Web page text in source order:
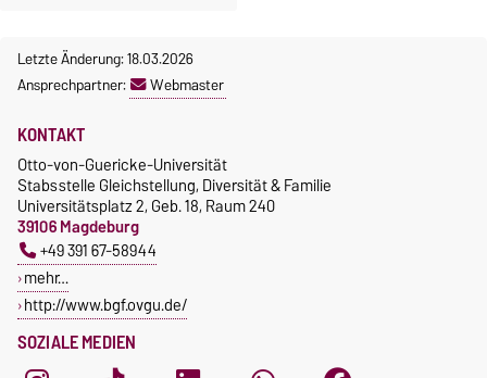
Letzte Änderung: 18.03.2026
Ansprechpartner:
Webmaster
SOZIALE MEDIEN
KONTAKT
Otto-von-Guericke-Universität
Stabsstelle Gleichstellung, Diversität & Familie
Universitätsplatz 2, Geb. 18, Raum 240
39106 Magdeburg
+49 391 67-58944
mehr…
http://www.bgf.ovgu.de/